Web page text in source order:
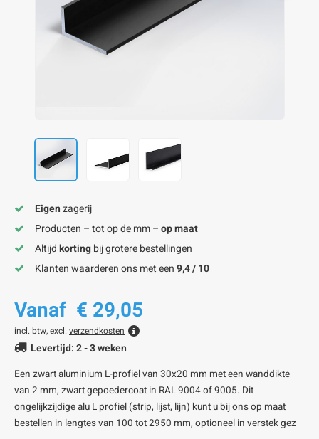
alu kokerprofielen
alu buisprofielen
alu hoeklijnen
alu L-lijnen
alu U-strips
alu platstaf profielen
Eigenzagerij
Producten – tot op de mm –op maat
Altijdkortingbij grotere bestellingen
Klanten waarderen ons met een9,4 / 10
Vanaf € 29,05
incl. btw, excl. verzendkosten
Levertijd: 2 - 3 weken
Een zwart aluminium L-profiel van 30x20 mm met een wanddikte
van 2 mm, zwart gepoedercoat in RAL 9004 of 9005. Dit
ongelijkzijdige alu L profiel (strip, lijst, lijn) kunt u bij ons op maat
bestellen in lengtes van 100 tot 2950 mm, optioneel in verstek gez